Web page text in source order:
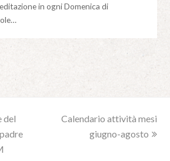
in ogni Domenica di
del
next
Calendario attività mesi
giugno-agosto